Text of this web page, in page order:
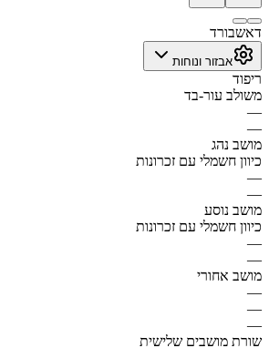
דאשבורד
אבזור ונוחות
ריפוד
משולב עור-בד
—
—
מושב נהג
כיוון חשמלי עם זכרונות
—
—
מושב נוסע
כיוון חשמלי עם זכרונות
—
—
מושב אחורי
—
—
—
שורת מושבים שלישית